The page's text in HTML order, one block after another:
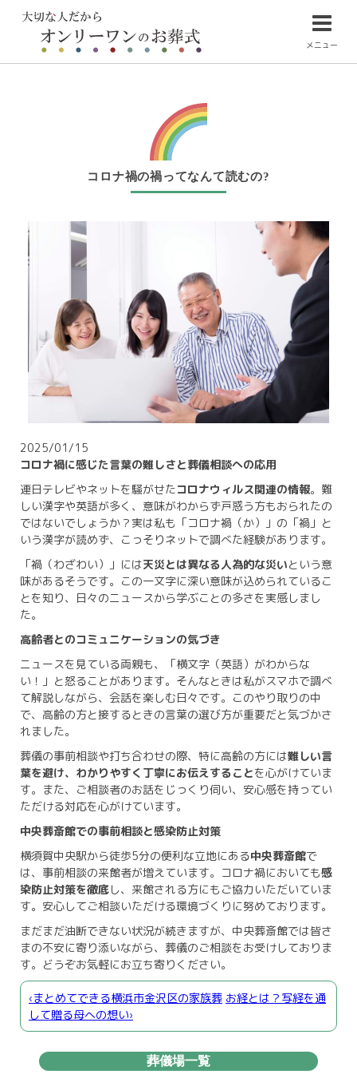
メニュー
コロナ禍の禍ってなんて読むの?
2025/01/15
コロナ禍に感じた言葉の難しさと葬儀相談への応用
連日テレビやネットを騒がせたコロナウィルス関連の情報。難
しい漢字や英語が多く、意味がわからず戸惑う方もおられたの
ではないでしょうか？実は私も「コロナ禍（か）」の「禍」と
いう漢字が読めず、こっそりネットで調べた経験があります。
「禍（わざわい）」には天災とは異なる人為的な災いという意
味があるそうです。この一文字に深い意味が込められているこ
とを知り、日々のニュースから学ぶことの多さを実感しまし
た。
高齢者とのコミュニケーションの気づき
ニュースを見ている両親も、「横文字（英語）がわからな
い！」と怒ることがあります。そんなときは私がスマホで調べ
て解説しながら、会話を楽しむ日々です。このやり取りの中
で、高齢の方と接するときの言葉の選び方が重要だと気づかさ
れました。
葬儀の事前相談や打ち合わせの際、特に高齢の方には難しい言
葉を避け、わかりやすく丁寧にお伝えすることを心がけていま
す。また、ご相談者のお話をじっくり伺い、安心感を持ってい
ただける対応を心がけています。
中央葬斎館での事前相談と感染防止対策
横須賀中央駅から徒歩5分の便利な立地にある中央葬斎館で
は、事前相談の来館者が増えています。コロナ禍においても感
染防止対策を徹底し、来館される方にもご協力いただいていま
す。安心してご相談いただける環境づくりに努めております。
まだまだ油断できない状況が続きますが、中央葬斎館では皆さ
まの不安に寄り添いながら、葬儀のご相談をお受けしておりま
す。どうぞお気軽にお立ち寄りください。
‹まとめてできる横浜市金沢区の家族葬 お経とは？写経を通
して贈る母への想い›
葬儀場一覧